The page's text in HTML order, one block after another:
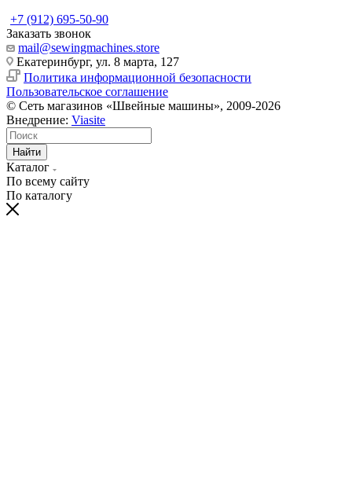
+7 (912) 695-50-90
Заказать звонок
mail@sewingmachines.store
Екатеринбург, ул. 8 марта, 127
Политика информационной безопасности
Пользовательское соглашение
© Сеть магазинов «Швейные машины», 2009-2026
Внедрение: Viasite
Найти
Каталог
По всему сайту
По каталогу